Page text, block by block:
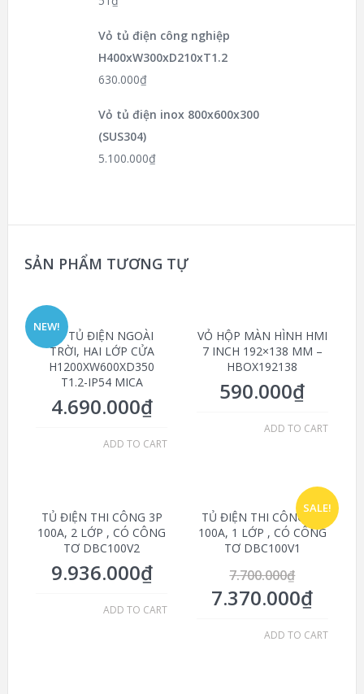
Vỏ tủ điện công nghiệp
H400xW300xD210xT1.2
630.000₫
Vỏ tủ điện inox 800x600x300
(SUS304)
5.100.000₫
SẢN PHẨM TƯƠNG TỰ
NEW!
VỎ TỦ ĐIỆN NGOÀI
TRỜI, HAI LỚP CỬA
H1200XW600XD350
T1.2-IP54 MICA
4.690.000₫
ADD TO CART
VỎ HỘP MÀN HÌNH HMI
7 INCH 192×138 MM –
HBOX192138
590.000₫
ADD TO CART
TỦ ĐIỆN THI CÔNG 3P
100A, 2 LỚP , CÓ CÔNG
TƠ DBC100V2
9.936.000₫
ADD TO CART
SALE!
TỦ ĐIỆN THI CÔNG 3P
100A, 1 LỚP , CÓ CÔNG
TƠ DBC100V1
7.700.000₫
7.370.000₫
ADD TO CART